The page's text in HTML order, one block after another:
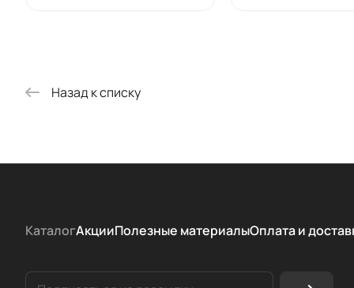
Назад к списку
КаталогАкцииПолезные материалыОплата и